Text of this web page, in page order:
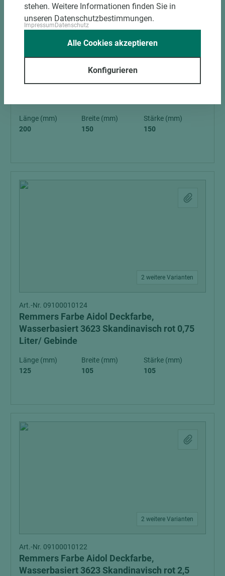
Remmers Farbe Aidol Deckfarbe,
Wasserbasiert 3608 Tabakbraun 2,5 Liter/
Länge (mm)
200
Breite (mm)
150
Stärke (mm)
150
2 weitere Varianten
Art.-Nr. 09100010124
Remmers Farbe Aidol Deckfarbe,
Wasserbasiert 3623 Skandinavisch rot 0,75
Liter/ Gebinde
Länge (mm)
125
Breite (mm)
105
Stärke (mm)
105
2 weitere Varianten
Art.-Nr. 09100010122
Remmers Farbe Aidol Deckfarbe,
Wasserbasiert 3623 Skandinavisch rot 2,5
stehen. Weitere Informationen finden Sie in
unseren Datenschutzbestimmungen.
Impressum Datenschutz
Konfigurieren
Alle Cookies akzeptieren